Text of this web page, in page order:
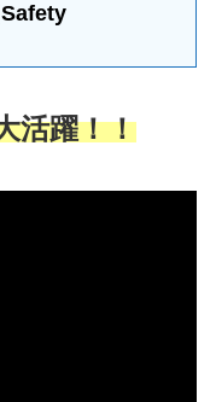
活躍！！